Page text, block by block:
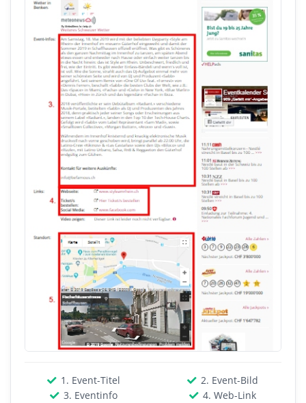
1. Event-Titel
2. Event-Bild
3. Eventinfo
4. Web-Link